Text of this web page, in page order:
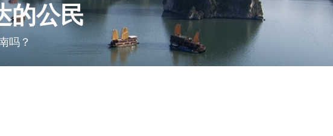
的公民
吗？